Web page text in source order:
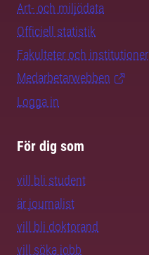
Art- och miljödata
Officiell statistik
Fakulteter och institutioner
Medarbetarwebben
Logga in
För dig som
vill bli student
är journalist
vill bli doktorand
vill söka jobb